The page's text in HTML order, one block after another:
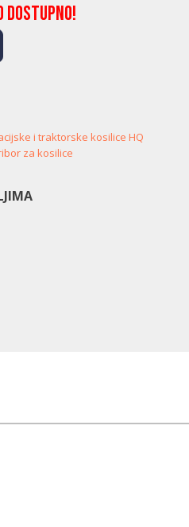
dostupno!
i traktorske kosilice HQ
za kosilice